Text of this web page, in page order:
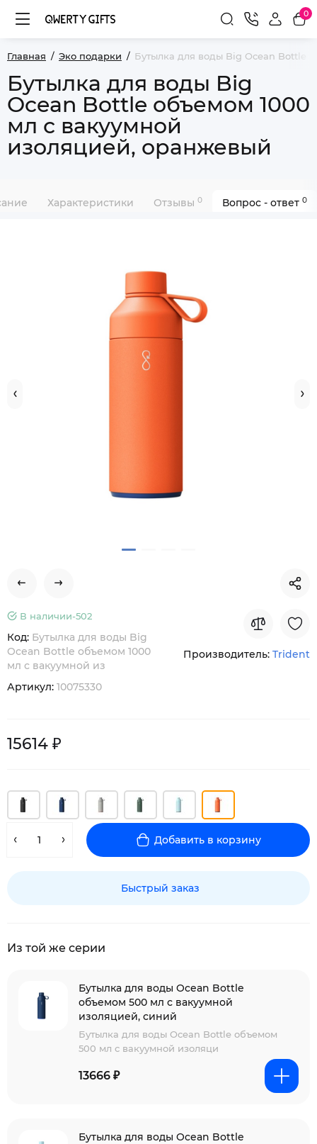
0
Главная Эко подарки Бутылка для воды Big Ocean Bottle
Бутылка для воды Big
Ocean Bottle объемом 1000
мл с вакуумной
изоляцией, оранжевый
Характеристики Отзывы 0 Вопрос - ответ 0
В наличии-502
Код: Бутылка для воды Big
Ocean Bottle объемом 1000
мл с вакуумной из
Артикул: 10075330
Производитель: Trident
15614 ₽
Добавить в корзину
Быстрый заказ
Из той же серии
Бутылка для воды Ocean Bottle
объемом 500 мл с вакуумной
изоляцией, синий
Бутылка для воды Ocean Bottle объемом
500 мл с вакуумной изоляци
13666 ₽
Бутылка для воды Ocean Bottle